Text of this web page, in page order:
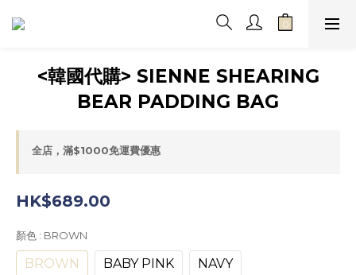
<韓國代購> SIENNE SHEARING
BEAR PADDING BAG
全店，滿$1000免運費優惠
HK$689.00
顏色 : BROWN
BROWN BABY PINK NAVY